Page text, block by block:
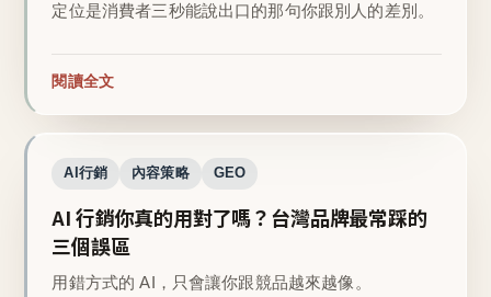
定位是消費者三秒能說出口的那句你跟別人的差別。
閱讀全文
AI行銷 內容策略 GEO
AI 行銷你真的用對了嗎？台灣品牌最常踩的
三個誤區
用錯方式的 AI，只會讓你跟競品越來越像。